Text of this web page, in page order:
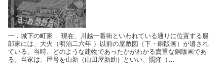
一．城下の町家 現在、川越一番街といわれている通りに位置する服
部家には、大火（明治二六年 ）以前の屋敷図（下・銅版画）が遺され
ている。当時、どのような建物であったかがわかる貴重な銅版画であ
る。当家は、屋号を山新（山田屋新助）といい、照降（…